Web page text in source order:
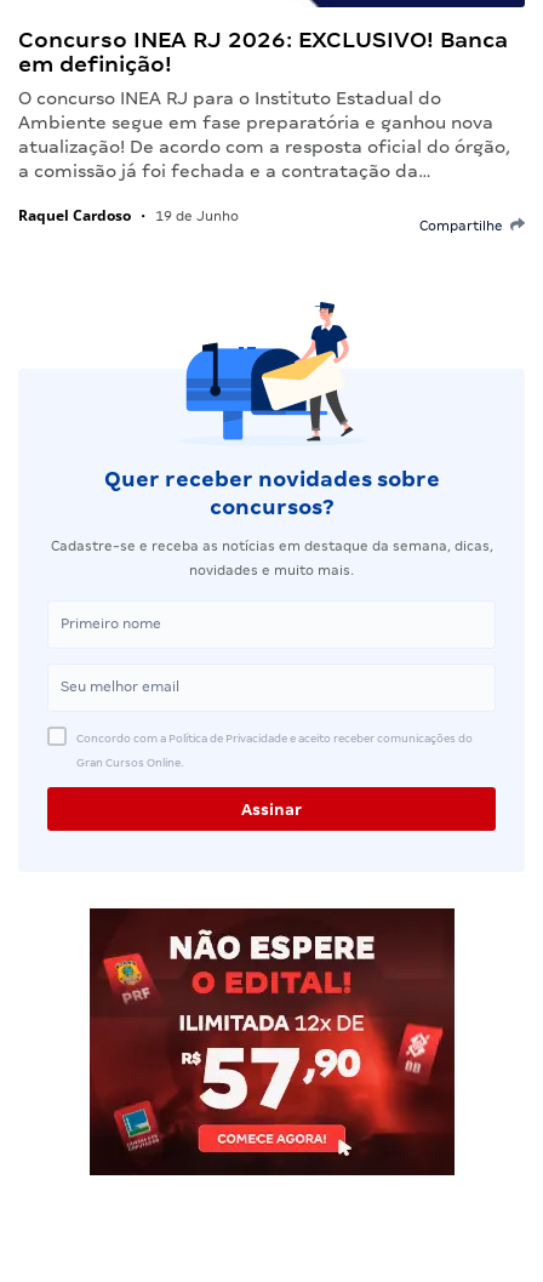
Concurso INEA RJ 2026: EXCLUSIVO! Banca
em definição!
O concurso INEA RJ para o Instituto Estadual do
Ambiente segue em fase preparatória e ganhou nova
atualização! De acordo com a resposta oficial do órgão,
a comissão já foi fechada e a contratação da…
Raquel Cardoso • 19 de Junho
Compartilhe
Quer receber novidades sobre
concursos?
Cadastre-se e receba as notícias em destaque da semana, dicas,
novidades e muito mais.
Concordo com a Política de Privacidade e aceito receber comunicações do
Gran Cursos Online.